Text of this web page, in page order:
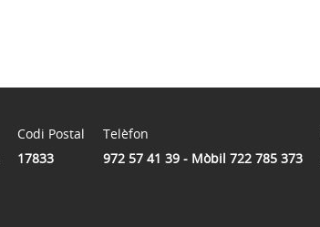
Codi Postal
17833
Telèfon
972 57 41 39 - Mòbil 722 785 373